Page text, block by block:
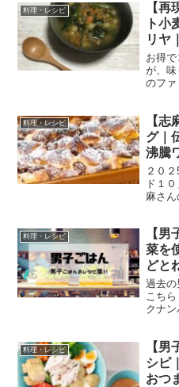
料理・レシピ
【
ト小
リヤ｜
お得
が、味
のファ
ーネ
再現
料理・レシピ
【
グ｜
沸騰
２０
ド１
麻さん
です
ド１
料理・レシピ
【
菜を
どと
ステ
ホタ
過去の
こち
クナ
タテ
（出
料理・レシピ
【
シピ
おつ